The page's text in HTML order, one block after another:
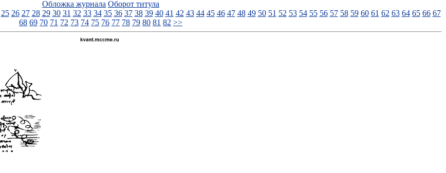
Обложка журнала Оборот титула
25 26 27 28 29 30 31 32 33 34 35 36 37 38 39 40 41 42 43 44 45 46 47 48 49 50 51 52 53 54 55 56 57 58 59 60 61 62 63 64 65 66 67
68 69 70 71 72 73 74 75 76 77 78 79 80 81 82 >>